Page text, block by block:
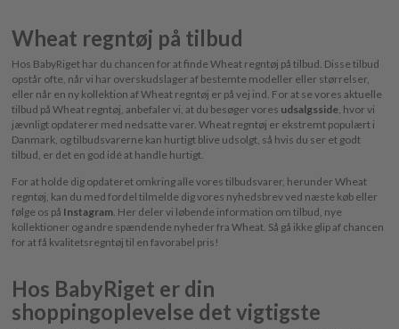
Wheat regntøj på tilbud
Hos BabyRiget har du chancen for at finde Wheat regntøj på tilbud. Disse tilbud
opstår ofte, når vi har overskudslager af bestemte modeller eller størrelser,
eller når en ny kollektion af Wheat regntøj er på vej ind. For at se vores aktuelle
tilbud på Wheat regntøj, anbefaler vi, at du besøger vores udsalgsside, hvor vi
jævnligt opdaterer med nedsatte varer. Wheat regntøj er ekstremt populært i
Danmark, og tilbudsvarerne kan hurtigt blive udsolgt, så hvis du ser et godt
tilbud, er det en god idé at handle hurtigt.
For at holde dig opdateret omkring alle vores tilbudsvarer, herunder Wheat
regntøj, kan du med fordel tilmelde dig vores nyhedsbrev ved næste køb eller
følge os på Instagram. Her deler vi løbende information om tilbud, nye
kollektioner og andre spændende nyheder fra Wheat. Så gå ikke glip af chancen
for at få kvalitetsregntøj til en favorabel pris!
Hos BabyRiget er din
shoppingoplevelse det vigtigste